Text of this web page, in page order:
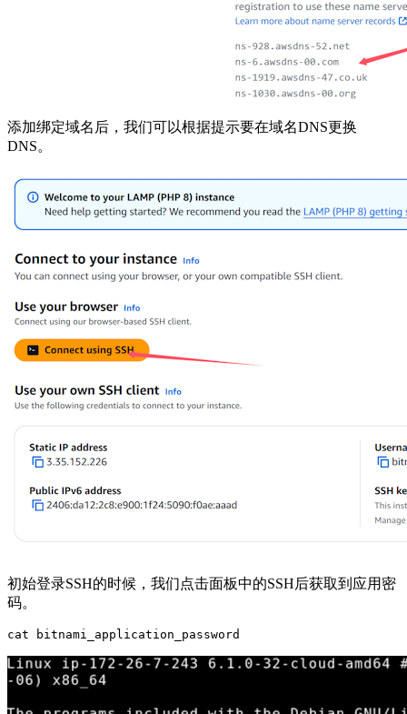
添加绑定域名后，我们可以根据提示要在域名DNS更换
DNS。
初始登录SSH的时候，我们点击面板中的SSH后获取到应用密
码。